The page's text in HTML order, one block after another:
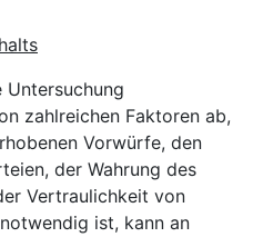
Untersuchung
zahlreichen Faktoren ab,
Vorwürfe, den
der Wahrung des
Vertraulichkeit von
ist, kann an